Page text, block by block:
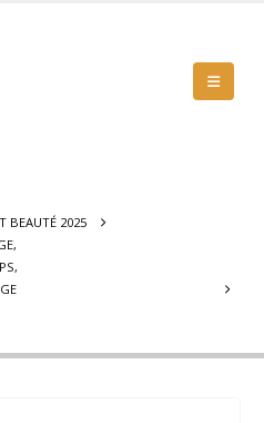
BEAUTÉ 2025
,
,